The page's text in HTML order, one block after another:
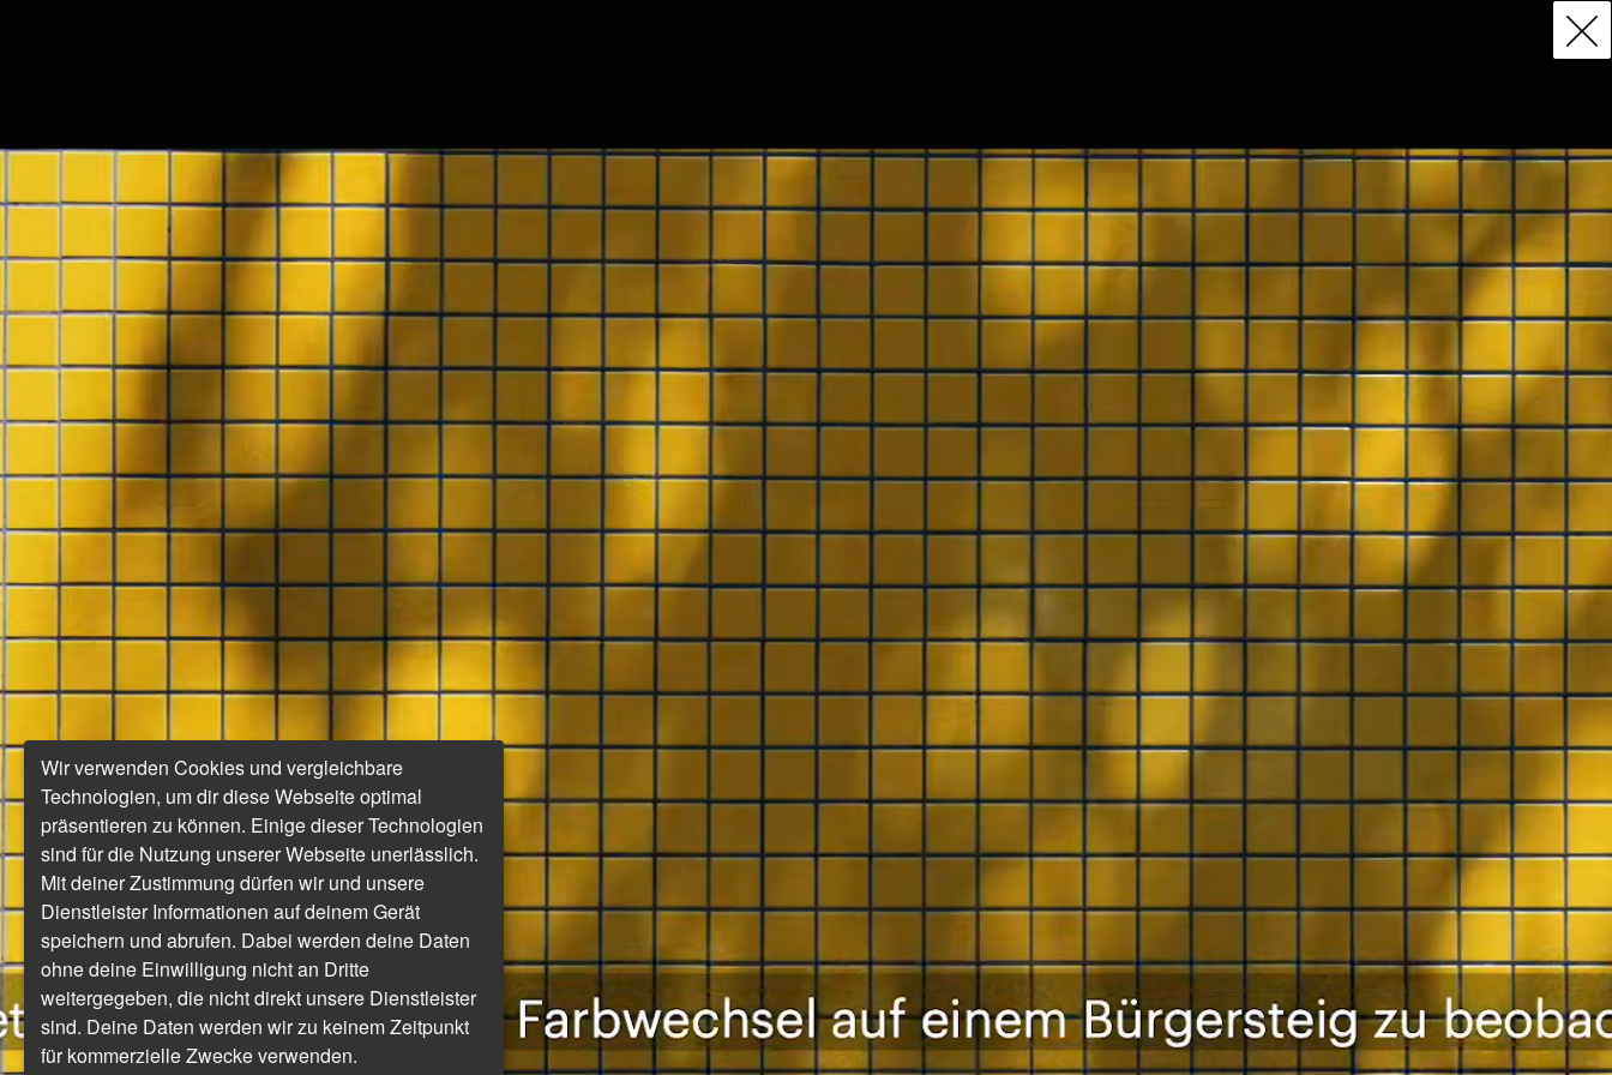
Wir verwenden Cookies und vergleichbare
Technologien, um dir diese Webseite optimal
präsentieren zu können. Einige dieser Technologien
sind für die Nutzung unserer Webseite unerlässlich.
Mit deiner Zustimmung dürfen wir und unsere
Dienstleister Informationen auf deinem Gerät
speichern und abrufen. Dabei werden deine Daten
ohne deine Einwilligung nicht an Dritte
weitergegeben, die nicht direkt unsere Dienstleister
sind. Deine Daten werden wir zu keinem Zeitpunkt
für kommerzielle Zwecke verwenden.